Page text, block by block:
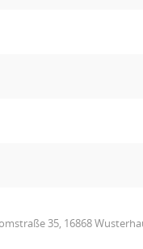
35, 16868